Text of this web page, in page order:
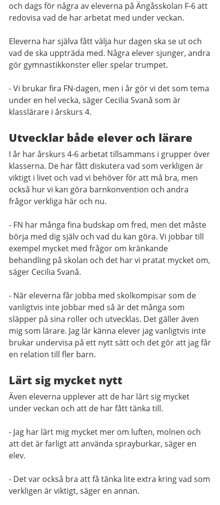
och dags för några av eleverna på Ängåsskolan F-6 att
redovisa vad de har arbetat med under veckan.
Eleverna har själva fått välja hur dagen ska se ut och
vad de ska uppträda med. Några elever sjunger, andra
gör gymnastikkonster eller spelar trumpet.
- Vi brukar fira FN-dagen, men i år gör vi det som tema
under en hel vecka, säger Cecilia Svanå som är
klasslärare i årskurs 4.
Utvecklar både elever och lärare
I år har årskurs 4-6 arbetat tillsammans i grupper över
klasserna. De har fått diskutera vad som verkligen är
viktigt i livet och vad vi behöver för att må bra, men
också hur vi kan göra barnkonvention och andra
frågor verkliga här och nu.
- FN har många fina budskap om fred, men det måste
börja med dig själv och vad du kan göra. Vi jobbar till
exempel mycket med frågor om kränkande
behandling på skolan och det har vi pratat mycket om,
säger Cecilia Svanå.
- När eleverna får jobba med skolkompisar som de
vanligtvis inte jobbar med så är det många som
släpper på sina roller och utvecklas. Det gäller även
mig som lärare. Jag lär känna elever jag vanligtvis inte
brukar undervisa på ett nytt sätt och det gör att jag får
en relation till fler barn.
Lärt sig mycket nytt
Även eleverna upplever att de har lärt sig mycket
under veckan och att de har fått tänka till.
- Jag har lärt mig mycket mer om luften, molnen och
att det är farligt att använda sprayburkar, säger en
elev.
- Det var också bra att få tänka lite extra kring vad som
verkligen är viktigt, säger en annan.